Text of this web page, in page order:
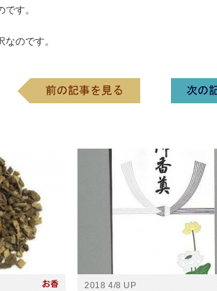
す。
なのです。
2018 4/8 UP